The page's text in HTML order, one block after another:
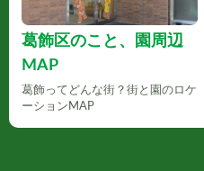
葛飾区のこと、園周辺
MAP
葛飾ってどんな街？街と園のロケ
ーションMAP